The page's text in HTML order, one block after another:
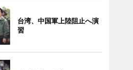
台湾、中国軍上陸阻止へ演
習